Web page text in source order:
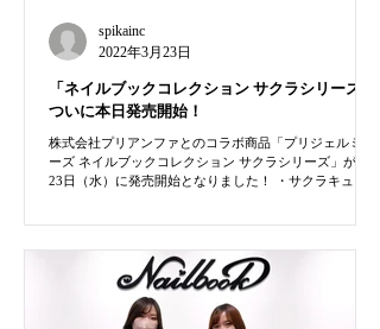
「ネイルブックコレクション サクラシリーズ」
ついに本日発売開始！
株式会社プリアンファとのコラボ商品「プリジェルミュ
ーズ ネイルブックコレクション サクラシリーズ」が3月
23日（水）に発売開始となりました！ ・サクラキュー
spikainc
2022年3月23日